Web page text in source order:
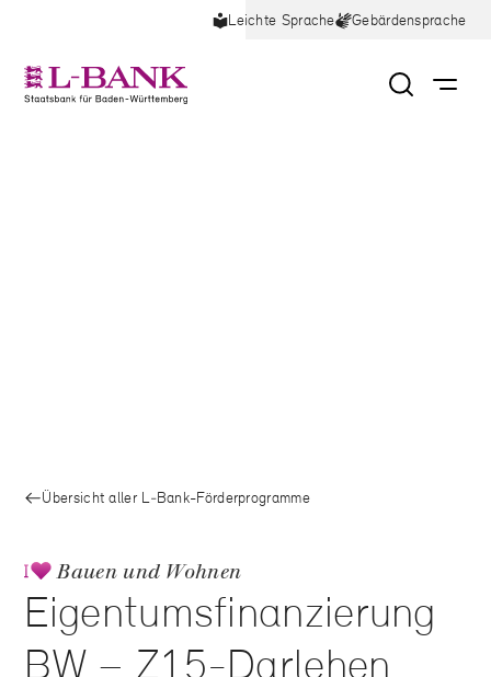
Leichte Sprache Gebärdensprache
Übersicht aller L‑Bank-Förderprogramme
Bauen und Wohnen
Eigentumsfinanzierung
BW – Z15-Darlehen